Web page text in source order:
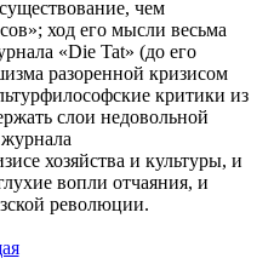
чем
ход его мысли весьма
«Die Tat» (до его
разоренной кризисом
критики из
слои недовольной
хозяйства и культуры, и
вопли отчаяния, и
революции.